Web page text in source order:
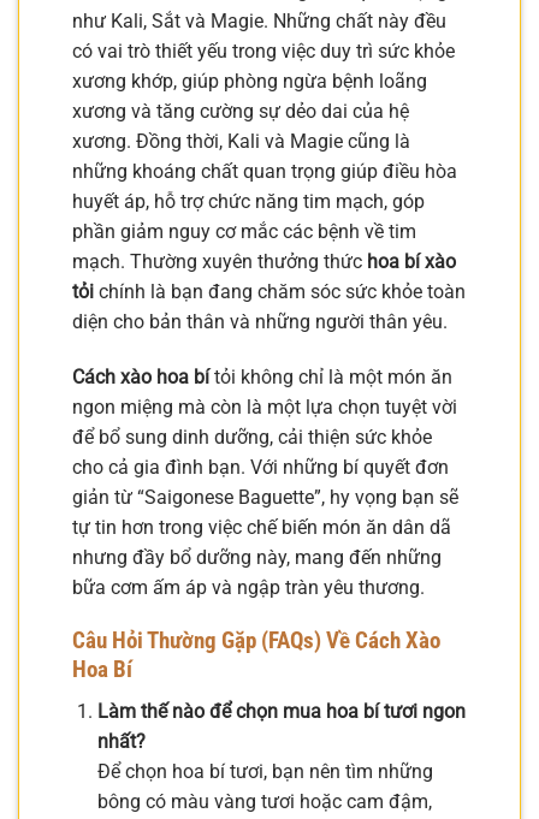
như Kali, Sắt và Magie. Những chất này đều
có vai trò thiết yếu trong việc duy trì sức khỏe
xương khớp, giúp phòng ngừa bệnh loãng
xương và tăng cường sự dẻo dai của hệ
xương. Đồng thời, Kali và Magie cũng là
những khoáng chất quan trọng giúp điều hòa
huyết áp, hỗ trợ chức năng tim mạch, góp
phần giảm nguy cơ mắc các bệnh về tim
mạch. Thường xuyên thưởng thức hoa bí xào
tỏi chính là bạn đang chăm sóc sức khỏe toàn
diện cho bản thân và những người thân yêu.
Cách xào hoa bítỏi không chỉ là một món ăn
ngon miệng mà còn là một lựa chọn tuyệt vời
để bổ sung dinh dưỡng, cải thiện sức khỏe
cho cả gia đình bạn. Với những bí quyết đơn
giản từ “Saigonese Baguette”, hy vọng bạn sẽ
tự tin hơn trong việc chế biến món ăn dân dã
nhưng đầy bổ dưỡng này, mang đến những
bữa cơm ấm áp và ngập tràn yêu thương.
Câu Hỏi Thường Gặp (FAQs) VềCách Xào
Hoa Bí
Làm thế nào để chọn mua hoa bí tươi ngon
nhất?
Để chọn hoa bí tươi, bạn nên tìm những
bông có màu vàng tươi hoặc cam đậm,